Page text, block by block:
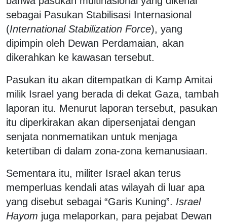
sebagai Pasukan Stabilisasi Internasional
(International Stabilization Force), yang
dipimpin oleh Dewan Perdamaian, akan
dikerahkan ke kawasan tersebut.
Pasukan itu akan ditempatkan di Kamp Amitai
milik Israel yang berada di dekat Gaza, tambah
laporan itu. Menurut laporan tersebut, pasukan
itu diperkirakan akan dipersenjatai dengan
senjata nonmematikan untuk menjaga
ketertiban di dalam zona-zona kemanusiaan.
Sementara itu, militer Israel akan terus
memperluas kendali atas wilayah di luar apa
yang disebut sebagai “Garis Kuning”. Israel
Hayom juga melaporkan, para pejabat Dewan